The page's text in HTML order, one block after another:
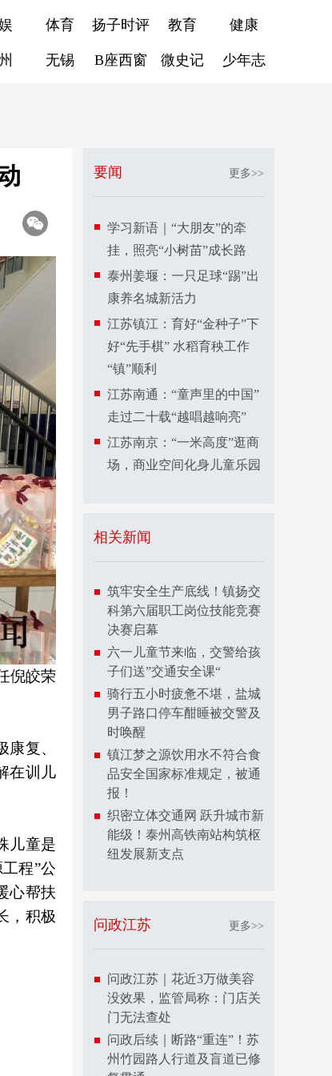
体育 扬子时评 教育 健康
无锡 B座西窗 微史记 少年志
倪皎荣
复、
在训儿
儿童是
程”公
心帮扶
，积极
要闻 更多>>
学习新语｜“大朋友”的牵
挂，照亮“小树苗”成长路
泰州姜堰：一只足球“踢”出
康养名城新活力
江苏镇江：育好“金种子”下
好“先手棋” 水稻育秧工作
“镇”顺利
江苏南通：“童声里的中国”
走过二十载“越唱越响亮”
江苏南京：“一米高度”逛商
场，商业空间化身儿童乐园
相关新闻
筑牢安全生产底线！镇扬交
科第六届职工岗位技能竞赛
决赛启幕
六一儿童节来临，交警给孩
子们送”交通安全课“
骑行五小时疲惫不堪，盐城
男子路口停车酣睡被交警及
时唤醒
镇江梦之源饮用水不符合食
品安全国家标准规定，被通
报！
织密立体交通网 跃升城市新
能级！泰州高铁南站构筑枢
纽发展新支点
问政江苏 更多>>
问政江苏｜花近3万做美容
没效果，监管局称：门店关
门无法查处
问政后续｜断路“重连”！苏
州竹园路人行道及盲道已修